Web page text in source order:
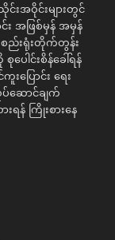
အဝိုင်းများတွင်
း အဖြစ်မှန် အမှန်
ည်းရုံးတိုက်တွန်း
ေါင်းစိန်ခေါ်ရန်
ပြောင်း ရေး
ဆောင်ချက်
န် ကြိုးစားနေ